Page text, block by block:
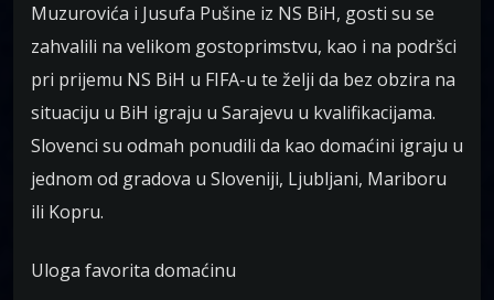
Muzurovića i Jusufa Pušine iz NS BiH, gosti su se
zahvalili na velikom gostoprimstvu, kao i na podršci
pri prijemu NS BiH u FIFA-u te želji da bez obzira na
situaciju u BiH igraju u Sarajevu u kvalifikacijama.
Slovenci su odmah ponudili da kao domaćini igraju u
jednom od gradova u Sloveniji, Ljubljani, Mariboru
ili Kopru.
Uloga favorita domaćinu